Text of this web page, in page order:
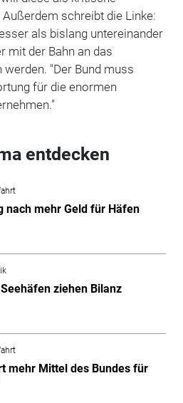
schreibt die Linke:
als bislang untereinander
mit der Bahn an das
"Der Bund muss
für die enormen
entdecken
nach mehr Geld für Häfen
ziehen Bilanz
mehr Mittel des Bundes für